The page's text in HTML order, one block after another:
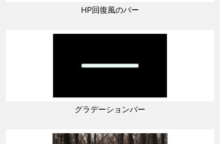
HP回復風のバー
グラデーションバー